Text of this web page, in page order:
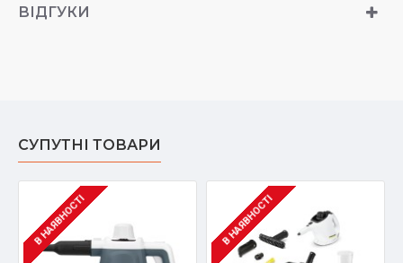
ВІДГУКИ
СУПУТНІ ТОВАРИ
В НАЯВНОСТІ В НАЯВНОСТІ